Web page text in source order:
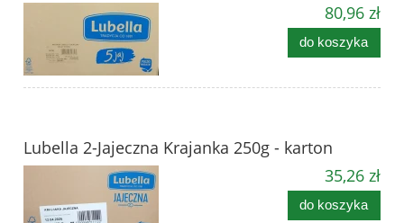
80,96 zł
do koszyka
Lubella 2-Jajeczna Krajanka 250g - karton
35,26 zł
do koszyka